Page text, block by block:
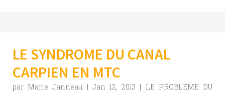
LE SYNDROME DU CANAL
CARPIEN EN MTC
par Marie Janneau | Jan 12, 2013 | LE PROBLEME DU